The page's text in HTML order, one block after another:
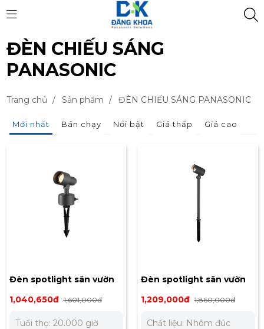
ĐÈN CHIẾU SÁNG
PANASONIC
Trang chủ / Sản phẩm / ĐÈN CHIẾU SÁNG PANASONIC
Mới nhất Bán chạy Nổi bật Giá thấp Giá cao
Đèn spotlight sân vườn
Nanoco 6W ánh sáng
1,040,650đ 1,601,000đ
Tuổi thọ: 20.000 giờ
Đèn spotlight sân vườn
Nanoco 20W ánh sáng
1,209,000đ 1,860,000đ
Chất liệu: Nhôm đúc